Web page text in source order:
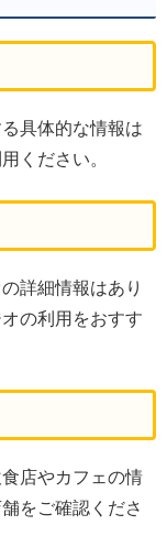
具体的な情報は
ください。
詳細情報はあり
の利用をおすす
店やカフェの情
をご確認くださ